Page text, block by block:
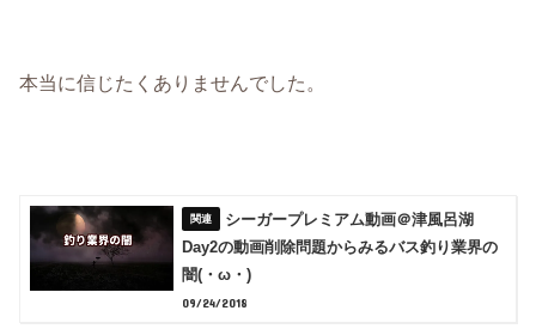
本当に信じたくありませんでした。
シーガープレミアム動画＠津風呂湖
Day2の動画削除問題からみるバス釣り業界の
闇(・ω・)
09/24/2018